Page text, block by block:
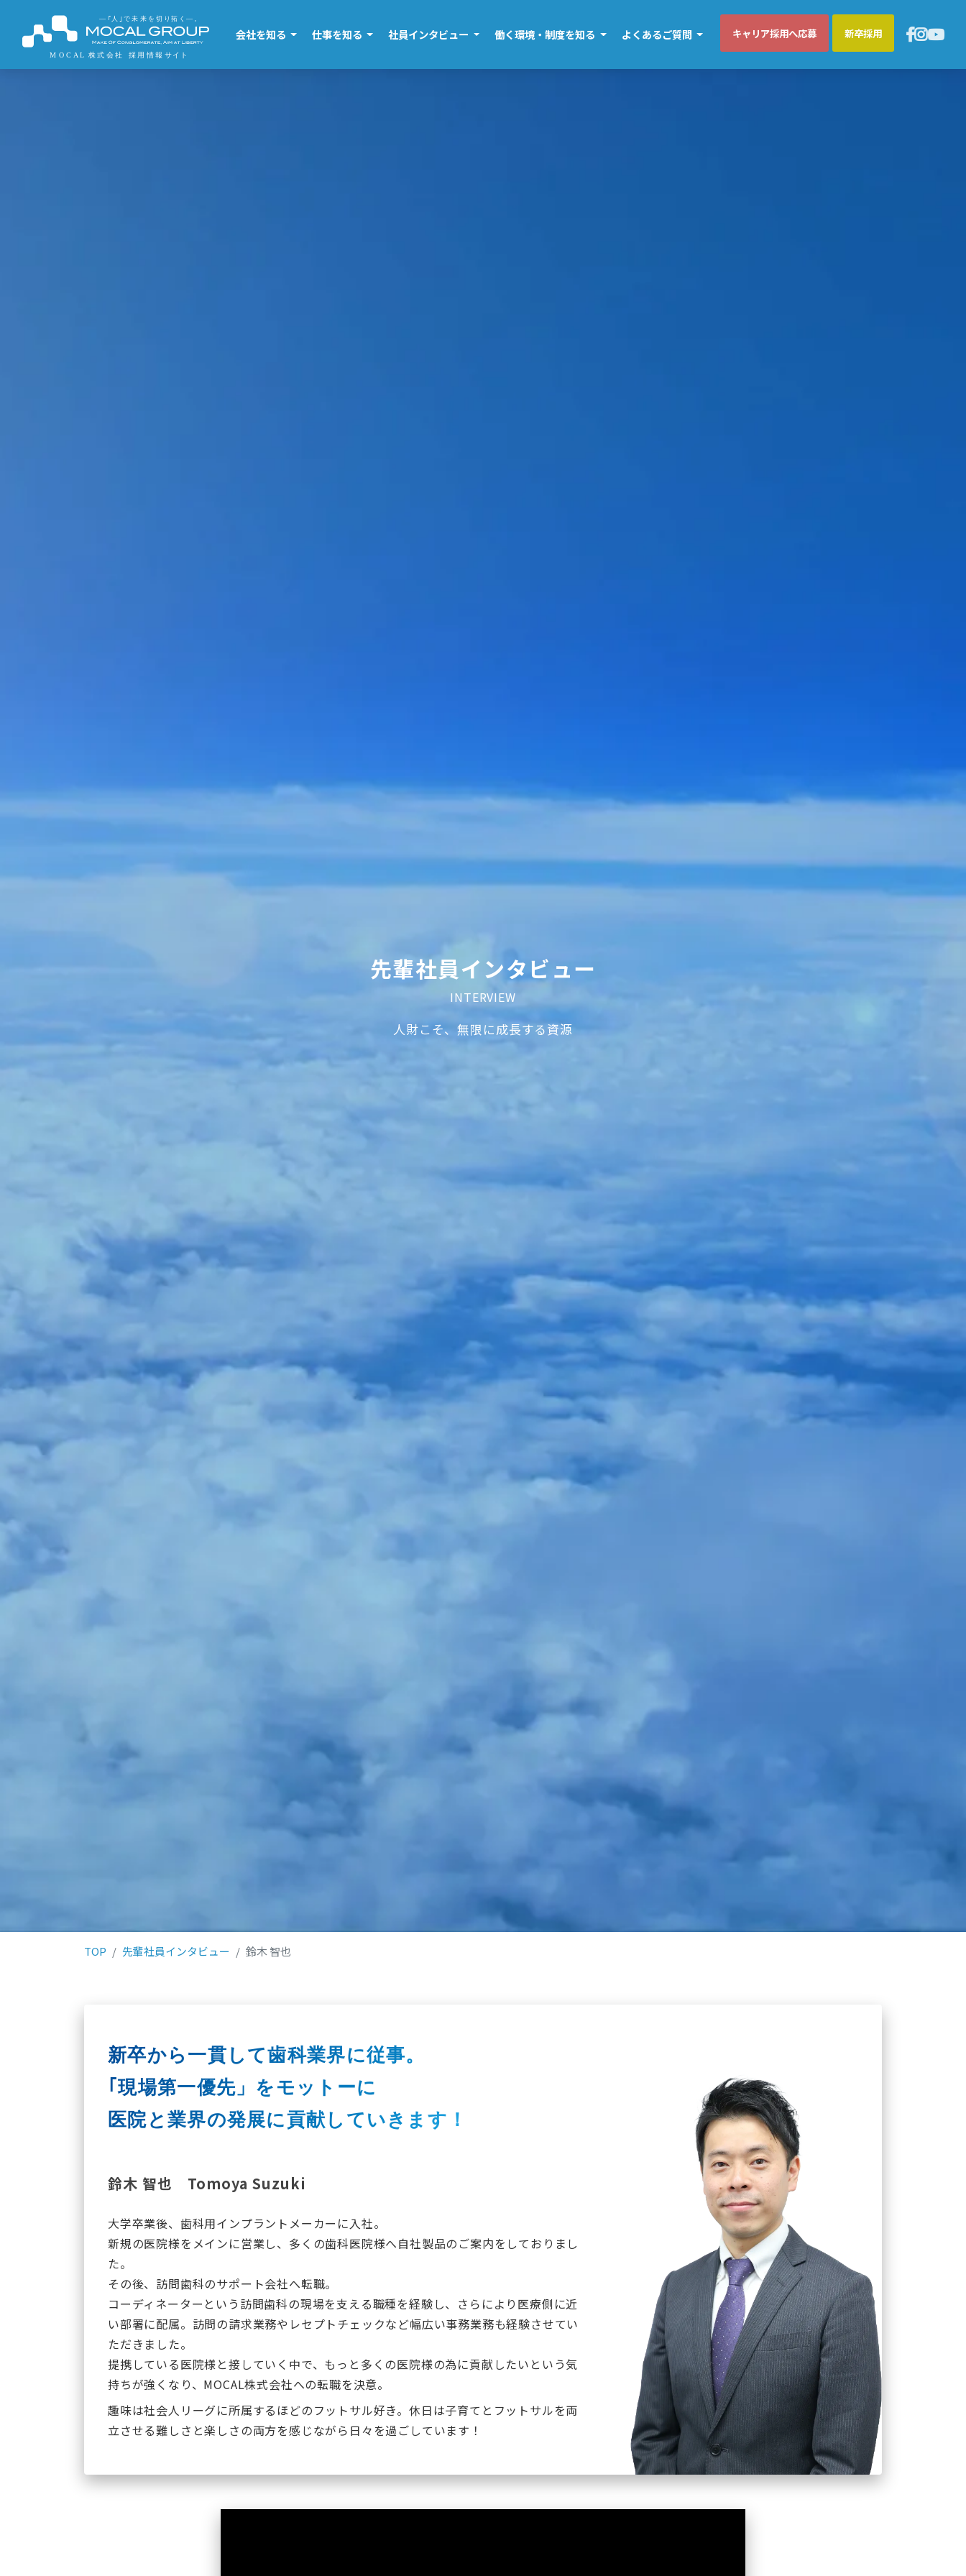
会社を知る 仕事を知る 社員インタビュー 働く環境・制度を知る よくあるご質問 キャリア採用へ応募 新卒採用
先輩社員インタビュー
INTERVIEW
人財こそ、無限に成長する資源
TOP 先輩社員インタビュー 鈴木 智也
新卒から一貫して歯科業界に従事。
｢現場第一優先」をモットーに
医院と業界の発展に貢献していきます！
鈴木 智也 Tomoya Suzuki
大学卒業後、歯科用インプラントメーカーに入社。
新規の医院様をメインに営業し、多くの歯科医院様へ自社製品のご案内をしておりまし
た。
その後、訪問歯科のサポート会社へ転職。
コーディネーターという訪問歯科の現場を支える職種を経験し、さらにより医療側に近
い部署に配属。訪問の請求業務やレセプトチェックなど幅広い事務業務も経験させてい
ただきました。
提携している医院様と接していく中で、もっと多くの医院様の為に貢献したいという気
持ちが強くなり、MOCAL株式会社への転職を決意。
趣味は社会人リーグに所属するほどのフットサル好き。休日は子育てとフットサルを両
立させる難しさと楽しさの両方を感じながら日々を過ごしています！